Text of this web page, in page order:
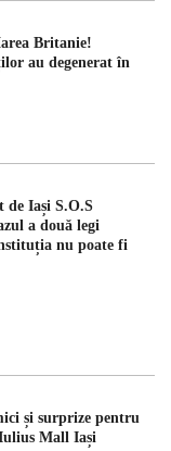
Britanie!
au degenerat în
de Iași S.O.S
a două legi
nu poate fi
și surprize pentru
Mall Iași